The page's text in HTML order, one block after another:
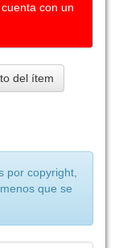
con un
del ítem
por copyright,
que se